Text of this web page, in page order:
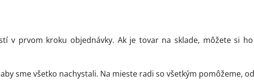
v prvom kroku objednávky. Ak je tovar na sklade, môžete si ho
sme všetko nachystali. Na mieste radi so všetkým pomôžeme,